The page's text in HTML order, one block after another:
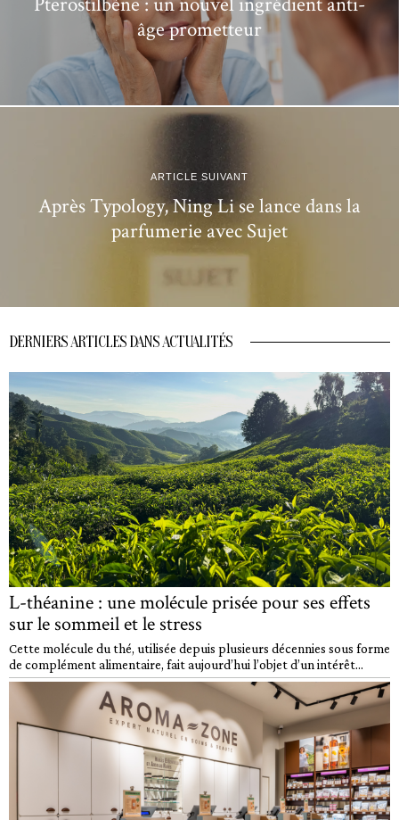
âge prometteur
ARTICLE SUIVANT
Après Typology, Ning Li se lance dans la
parfumerie avec Sujet
DERNIERS ARTICLES DANS ACTUALITÉS
L-théanine : une molécule prisée pour ses effets
sur le sommeil et le stress
Cette molécule du thé, utilisée depuis plusieurs décennies sous forme
de complément alimentaire, fait aujourd’hui l’objet d’un intérêt...